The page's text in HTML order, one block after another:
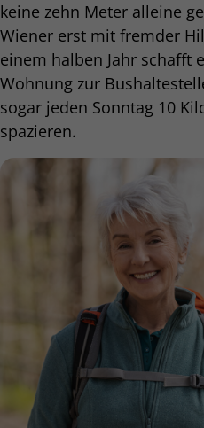
keine zehn Meter alleine
Wiener erst mit fremder
einem halben Jahr schafft
Wohnung zur
sogar jeden Sonntag 10
spazieren.